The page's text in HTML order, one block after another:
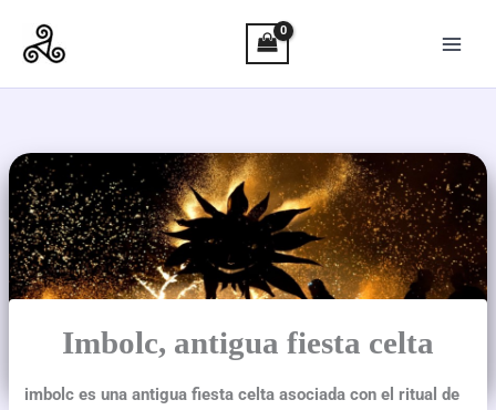
contenido
Imbolc, antigua fiesta celta
imbolc es una antigua fiesta celta asociada con el ritual de